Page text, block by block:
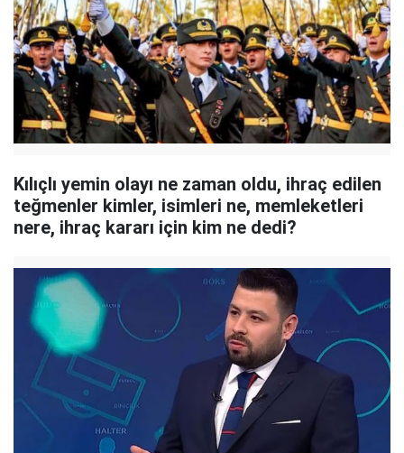
Kılıçlı yemin olayı ne zaman oldu, ihraç edilen
teğmenler kimler, isimleri ne, memleketleri
nere, ihraç kararı için kim ne dedi?